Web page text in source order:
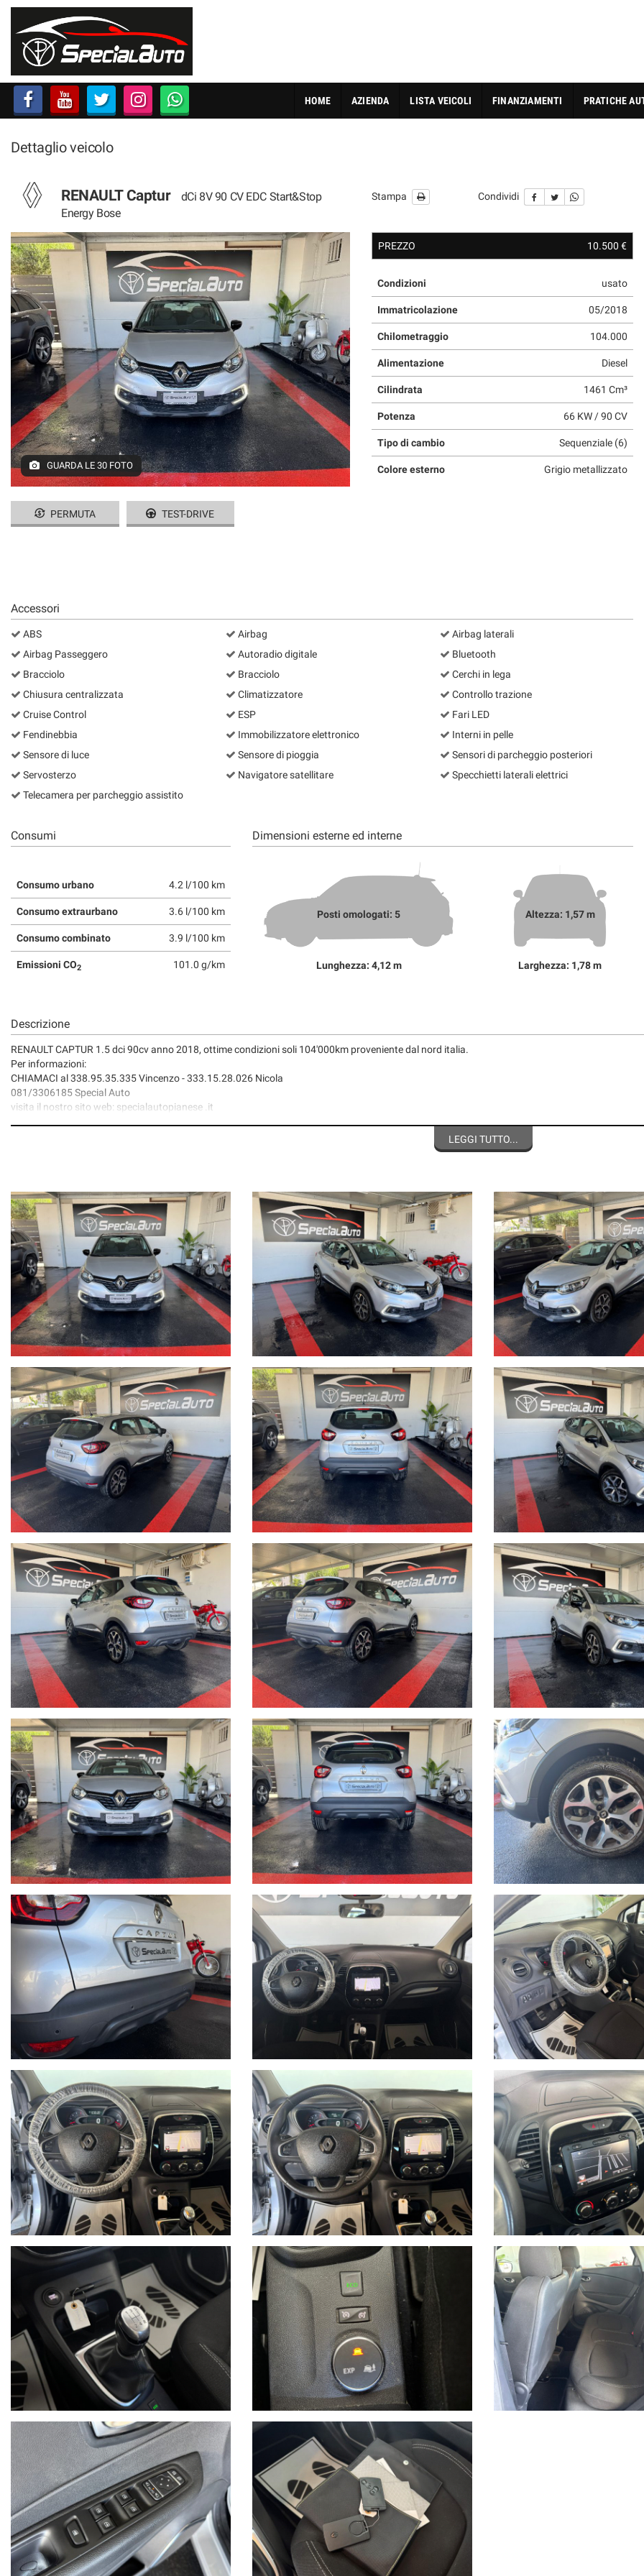
AZIENDA
LISTA VEICOLI
FINANZIAMENTI
PRATICHE AUTO
CONTATTI
ACQUISTIAMO USATO
SEGUICI SU FACEBOOK
HOME AZIENDA LISTA VEICOLI FINANZIAMENTI PRATICHE
Dettaglio veicolo
RENAULT Captur
dCi 8V 90 CV EDC Start&Stop
Energy Bose
Stampa Condividi
GUARDA LE 30 FOTO
PERMUTA TEST-DRIVE
PREZZO 10.500 €
Condizioni usato
Immatricolazione 05/2018
Chilometraggio 104.000
Alimentazione Diesel
Cilindrata 1461 Cm³
Potenza 66 KW / 90 CV
Tipo di cambio Sequenziale (6)
Colore esterno Grigio metallizzato
Accessori
ABS
Airbag Passeggero
Bracciolo
Chiusura centralizzata
Cruise Control
Fendinebbia
Sensore di luce
Servosterzo
Telecamera per parcheggio assistito
Airbag
Autoradio digitale
Bracciolo
Climatizzatore
ESP
Immobilizzatore elettronico
Sensore di pioggia
Navigatore satellitare
Airbag laterali
Bluetooth
Cerchi in lega
Controllo trazione
Fari LED
Interni in pelle
Sensori di parcheggio posteriori
Specchietti laterali elettrici
Consumi
Consumo urbano 4.2 l/100 km
Consumo extraurbano 3.6 l/100 km
Consumo combinato 3.9 l/100 km
Emissioni CO2 101.0 g/km
Dimensioni esterne ed interne
Posti omologati: 5
Lunghezza: 4,12 m
Altezza: 1,57 m
Larghezza: 1,78 m
Descrizione
RENAULT CAPTUR 1.5 dci 90cv anno 2018, ottime condizioni soli 104'000km proveniente dal nord italia.
Per informazioni:
CHIAMACI al 338.95.35.335 Vincenzo - 333.15.28.026 Nicola
081/3306185 Special Auto
visita il nostro sito web: specialautopianese .it
Siamo aperti anche il sabato pomeriggio e la domenica mattina
Possibile finanziamento in sede con rata personalizzata, anche senza anticipo.
Come raggiungerci:
In auto: Dall'asse mediano, direzione Lago patria, prendere l'uscita Giugliano/Parete/Villaricca , girare a sinistra e proseguire per via pigna
In treno: La stazione più comoda è quella di Aversa.
Distanti pochi km dall'aereoporto di Capodichino
Distanti pochi km dal porto
Su Google Maps cerca: SPECIAL AUTO di Pianese Vincenzo
sul nostro sito trovi tante foto
Indirizzo:
SPECIAL AUTO - via pigna 58, Giugliano in Campania (NA) 80014
vendita auto usate napoli, auto usate campania, auto usate giugliano in campania
LEGGI TUTTO...